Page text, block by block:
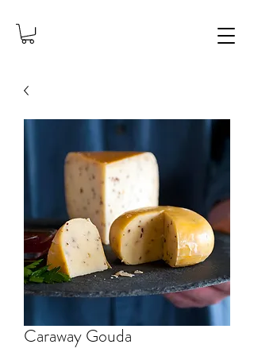
Caraway Gouda